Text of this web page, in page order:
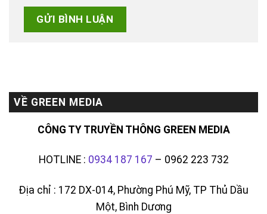
VỀ GREEN MEDIA
CÔNG TY TRUYỀN THÔNG GREEN MEDIA
HOTLINE : 0934 187 167 – 0962 223 732
Địa chỉ : 172 DX-014, Phường Phú Mỹ, TP Thủ Dầu
Một, Bình Dương